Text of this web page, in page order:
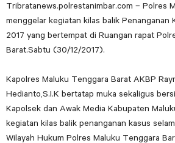
Tribratanews.polrestanimbar.com – Polres
menggelar kegiatan kilas balik Penanganan
2017 yang bertempat di Ruangan rapat
Barat.Sabtu (30/12/2017).
Kapolres Maluku Tenggara Barat AKBP
Hedianto,S.I.K bertatap muka sekaligus
Kapolsek dan Awak Media Kabupaten
kegiatan kilas balik penanganan kasus
Wilayah Hukum Polres Maluku Tenggara